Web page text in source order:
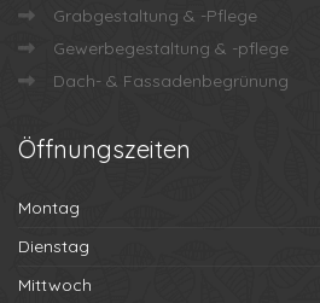
Grabgestaltung & -Pflege
Gewerbegestaltung & -pflege
Dach- & Fassadenbegrünung
Öffnungszeiten
Montag
Dienstag
Mittwoch